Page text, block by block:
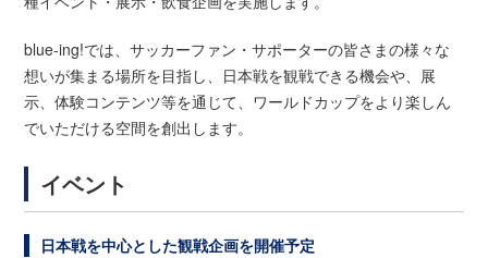
blue-ing!では、サッカーファン・サポーターの皆さまの様々な
想いが集まる場所を目指し、日本戦を観戦できる機会や、展
示、体験コンテンツ等を通じて、ワールドカップをより楽しん
でいただける空間を創出します。
イベント
日本戦を中心とした観戦企画を開催予定